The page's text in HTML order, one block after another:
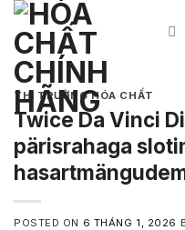
Skip
content
THỊ TRƯỜNG HÓA CHẤT
Twice Da Vinci
pärisrahaga
POSTED ON 6 THÁNG 1, 2026